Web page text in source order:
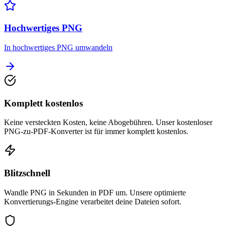
Hochwertiges PNG
In hochwertiges PNG umwandeln
Komplett kostenlos
Keine versteckten Kosten, keine Abogebühren. Unser kostenloser
PNG-zu-PDF-Konverter ist für immer komplett kostenlos.
Blitzschnell
Wandle PNG in Sekunden in PDF um. Unsere optimierte
Konvertierungs-Engine verarbeitet deine Dateien sofort.